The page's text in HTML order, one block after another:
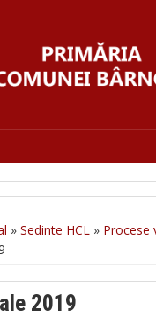
» Sedinte HCL» Procese
2019